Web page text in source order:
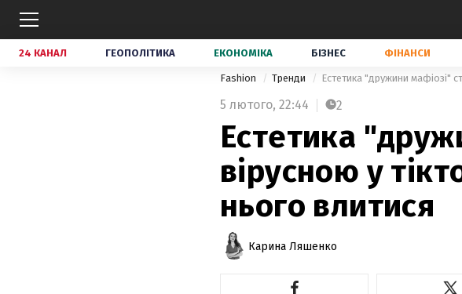
24 КАНАЛ ГЕОПОЛІТИКА ЕКОНОМІКА БІЗНЕС ФІНАНСИ
Fashion Тренди Естетика "дружини мафіозі"
5 лютого, 22:44 2
Естетика
вірусною у
нього влитися
Карина Ляшенко